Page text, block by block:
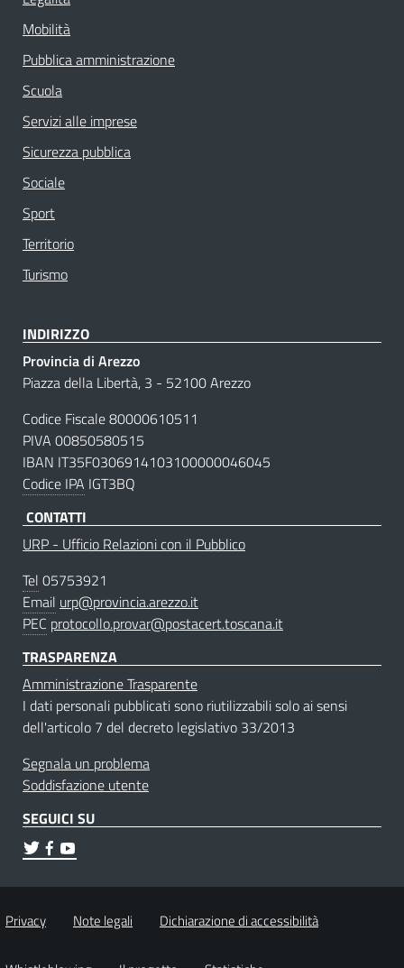
Mobilità
Pubblica amministrazione
Scuola
Servizi alle imprese
Sicurezza pubblica
Sociale
Sport
Territorio
Turismo
INDIRIZZO
Provincia di Arezzo
Piazza della Libertà, 3 - 52100 Arezzo
Codice Fiscale 80000610511
PIVA 00850580515
IBAN IT35F0306914103100000046045
Codice IPA IGT3BQ
CONTATTI
URP - Ufficio Relazioni con il Pubblico
Tel 05753921
Email urp@provincia.arezzo.it
PEC protocollo.provar@postacert.toscana.it
TRASPARENZA
Amministrazione Trasparente
I dati personali pubblicati sono riutilizzabili solo ai sensi
dell'articolo 7 del decreto legislativo 33/2013
Segnala un problema
Soddisfazione utente
SEGUICI SU
Privacy Note legali Dichiarazione di accessibilità